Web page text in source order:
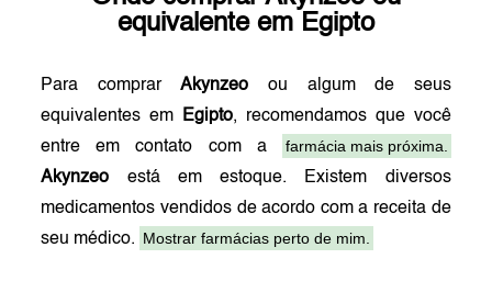
equivalente em Egipto
Para comprarAkynzeo ou algum de seus
equivalentes em
Egipto, recomendamos que você
entre em contato com a
farmácia mais próxima.
Akynzeo está em estoque. Existem diversos
medicamentos vendidos de acordo com a receita de
seu médico. Mostrar farmácias perto de mim.